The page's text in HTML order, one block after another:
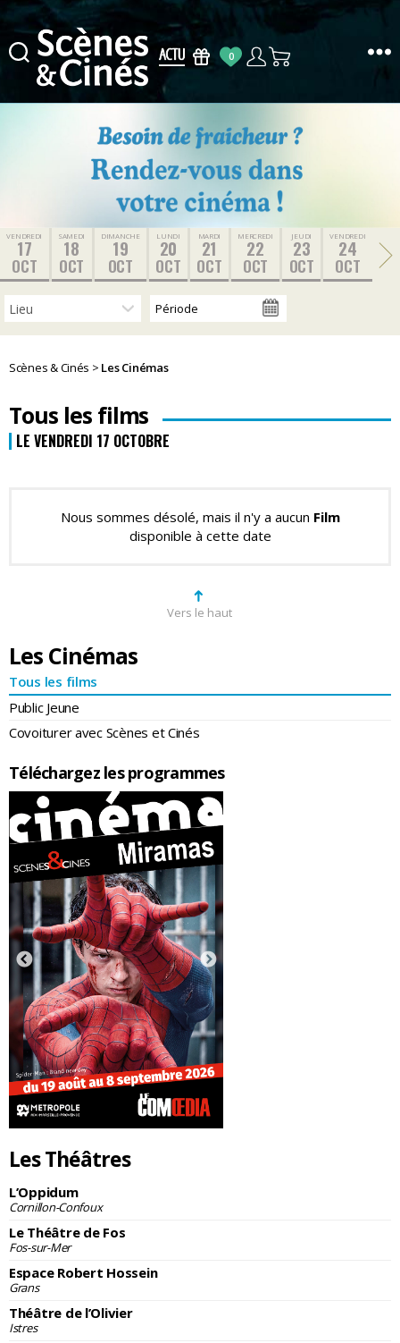
Cinés
0
VENDREDI
17
OCT
SAMEDI
18
OCT
DIMANCHE
19
OCT
LUNDI
20
OCT
MARDI
21
OCT
MERCREDI
22
OCT
JEUDI
23
OCT
VENDREDI
24
OCT
Scènes & Cinés > Les Cinémas
Les Cinémas
Tous les films
Public Jeune
Covoiturer avec Scènes et Cinés
Téléchargez les programmes
Les Théâtres
L’Oppidum
Cornillon-Confoux
Le Théâtre de Fos
Fos-sur-Mer
Espace Robert Hossein
Grans
Théâtre de l’Olivier
Istres
Tous les films
LE VENDREDI 17 OCTOBRE
Nous sommes désolé, mais il n'y a aucun Film
disponible à cette date
Vers le haut
➜